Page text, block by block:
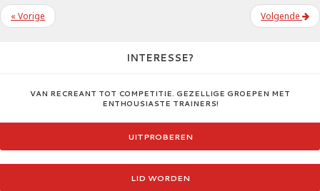
« Vorige Volgende
INTERESSE?
VAN RECREANT TOT COMPETITIE. GEZELLIGE GROEPEN MET
ENTHOUSIASTE TRAINERS!
UITPROBEREN
LID WORDEN